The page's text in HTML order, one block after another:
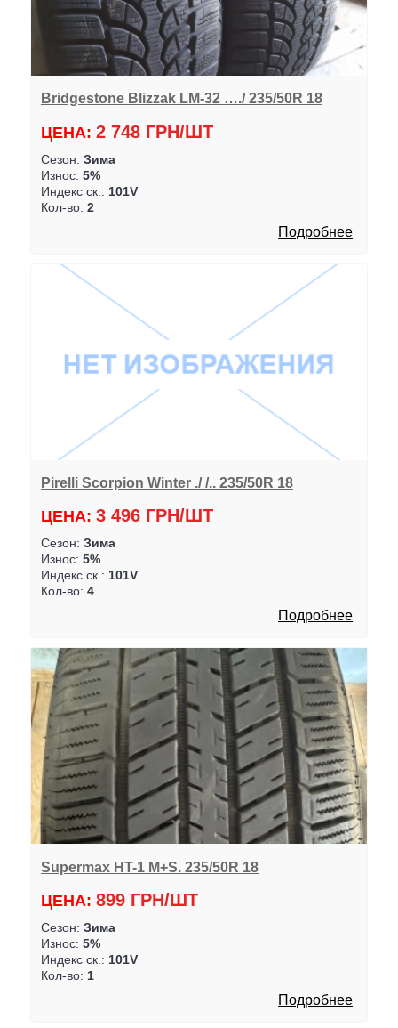
Bridgestone Blizzak LM-32 …./ 235/50R 18
ЦЕНА: 2 748 ГРН/ШТ
Сезон: Зима
Износ: 5%
Индекс ск.: 101V
Кол-во: 2
Подробнее
Pirelli Scorpion Winter ./ /.. 235/50R 18
ЦЕНА: 3 496 ГРН/ШТ
Сезон: Зима
Износ: 5%
Индекс ск.: 101V
Кол-во: 4
Подробнее
Supermax HT-1 M+S. 235/50R 18
ЦЕНА: 899 ГРН/ШТ
Сезон: Зима
Износ: 5%
Индекс ск.: 101V
Кол-во: 1
Подробнее